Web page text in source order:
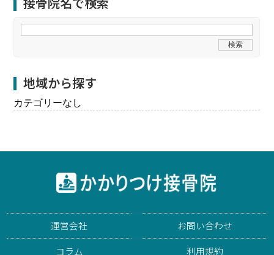
地域から探す
カテゴリーなし
運営会社
コラム
お問い合わせ
利用規約